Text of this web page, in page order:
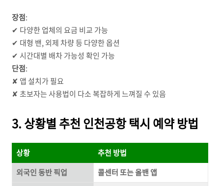
장점:
✔ 다양한 업체의 요금 비교 가능
✔ 대형 밴, 외제 차량 등 다양한 옵션
✔ 시간대별 배차 가능성 확인 가능
단점:
✘ 앱 설치가 필요
✘ 초보자는 사용법이 다소 복잡하게 느껴질 수 있음
3. 상황별 추천 인천공항 택시 예약 방법
상황
추천 방법
외국인 동반 픽업
콜센터 또는 올밴 앱